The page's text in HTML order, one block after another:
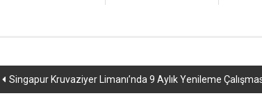
Yazı
Singapur Kruvaziyer Limanı’nda 9 Aylık Yenileme